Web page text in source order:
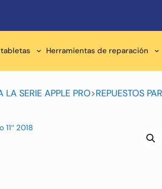
Herramientas de reparación
LA SERIE APPLE PRO>REPUESTOS